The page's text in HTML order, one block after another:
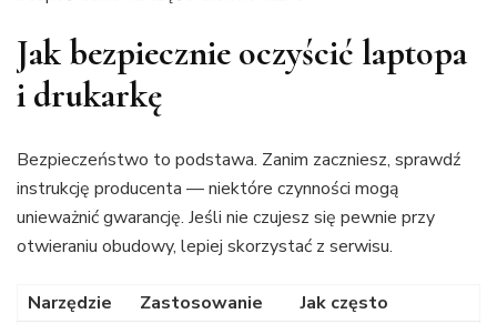
Jak bezpiecznie oczyścić laptopa
i drukarkę
Bezpieczeństwo to podstawa. Zanim zaczniesz, sprawdź
instrukcję producenta — niektóre czynności mogą
unieważnić gwarancję. Jeśli nie czujesz się pewnie przy
otwieraniu obudowy, lepiej skorzystać z serwisu.
Narzędzie Zastosowanie Jak często